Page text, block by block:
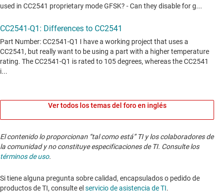
Ver todos los temas del foro en inglés
El contenido lo proporcionan “tal como está” TI y los colaboradores de
la comunidad y no constituye especificaciones de TI. Consulte los
términos de uso.
Si tiene alguna pregunta sobre calidad, encapsulados o pedido de
productos de TI, consulte elservicio de asistencia de TI. ​​​​​​​​​​​​​​